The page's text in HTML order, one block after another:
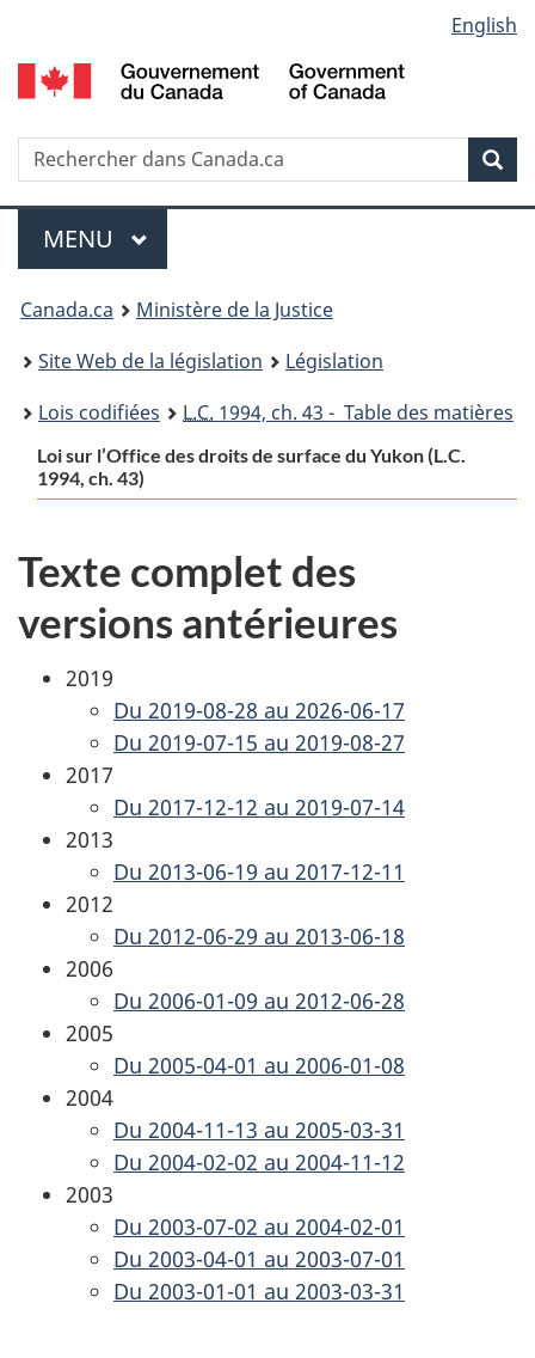
au
contenu
propos
de
la
HTML
simplifiée
selection
English
Recherche
Menu
MENU PRINCIPAL
You
are
here:
Canada.ca
Ministère de la Justice
Site Web de la législation
Législation
Lois codifiées
L.C. 1994, ch. 43 - Table des matières
Loi sur l’Office des droits de surface du Yukon (L.C.
1994, ch. 43)
Texte complet des
versions antérieures
2019
Du 2019-08-28 au 2026-06-17
Du 2019-07-15 au 2019-08-27
2017
Du 2017-12-12 au 2019-07-14
2013
Du 2013-06-19 au 2017-12-11
2012
Du 2012-06-29 au 2013-06-18
2006
Du 2006-01-09 au 2012-06-28
2005
Du 2005-04-01 au 2006-01-08
2004
Du 2004-11-13 au 2005-03-31
Du 2004-02-02 au 2004-11-12
2003
Du 2003-07-02 au 2004-02-01
Du 2003-04-01 au 2003-07-01
Du 2003-01-01 au 2003-03-31